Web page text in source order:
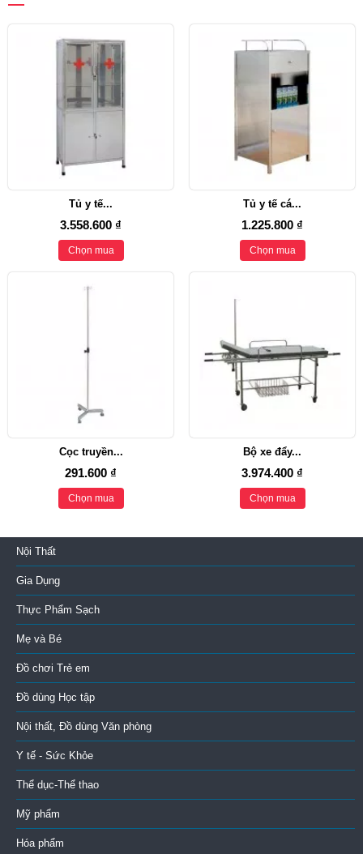
Tủ y tế...
3.558.600 ₫
Chọn mua
Tủ y tế cá...
1.225.800 ₫
Chọn mua
Cọc truyền...
291.600 ₫
Chọn mua
Bộ xe đẩy...
3.974.400 ₫
Chọn mua
Nội Thất
Gia Dụng
Thực Phẩm Sạch
Mẹ và Bé
Đồ chơi Trẻ em
Đồ dùng Học tập
Nội thất, Đồ dùng Văn phòng
Y tế - Sức Khỏe
Thể dục-Thể thao
Mỹ phẩm
Hóa phẩm